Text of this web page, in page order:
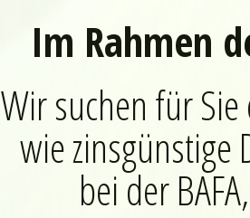
Im Rahmen
Wir suchen für
wie zinsgünstige
bei der